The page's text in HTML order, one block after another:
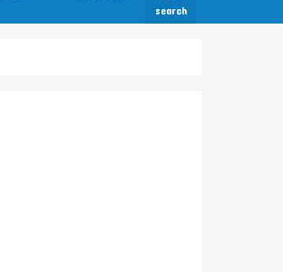
search